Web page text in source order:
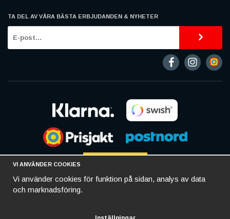
TA DEL AV VÅRA BÄSTA ERBJUDANDEN & NYHETER
VI ANVÄNDER COOKIES
Vi använder cookies för funktion på sidan, analys av data
och marknadsföring.